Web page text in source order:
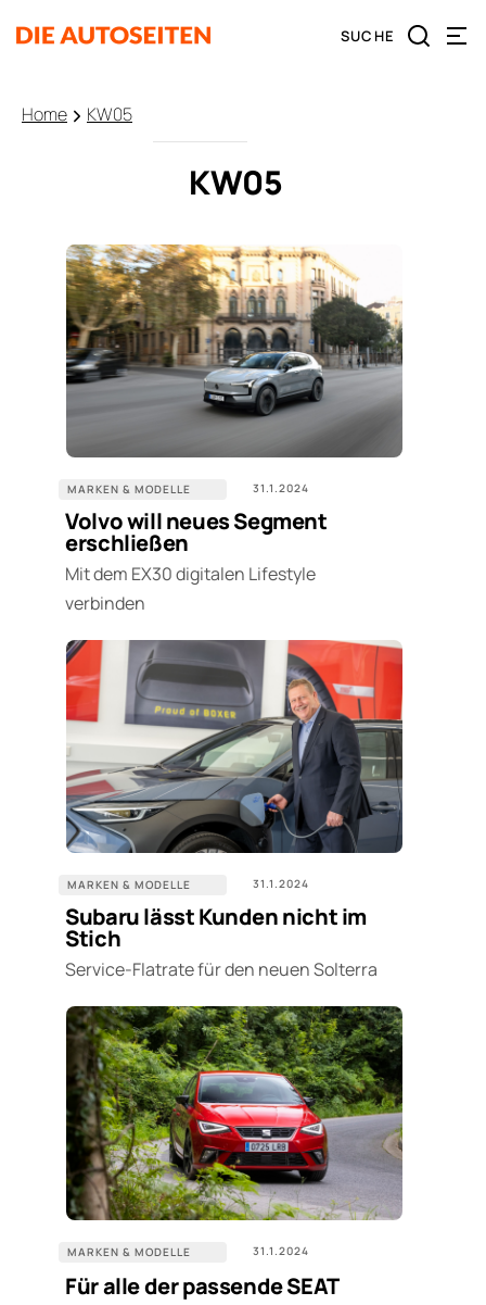
Home KW05
KW05
MARKEN & MODELLE 31.1.2024
Volvo will neues Segment
erschließen
Mit dem EX30 digitalen Lifestyle
verbinden
MARKEN & MODELLE 31.1.2024
Subaru lässt Kunden nicht im
Stich
Service-Flatrate für den neuen Solterra
MARKEN & MODELLE 31.1.2024
Für alle der passende SEAT